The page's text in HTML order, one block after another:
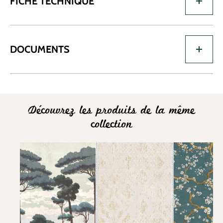
DOCUMENTS
Découvrez les produits de la même
collection